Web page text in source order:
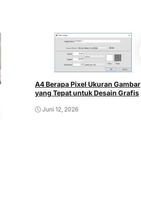
A4 Berapa Pixel Ukuran Gambar
yang Tepat untuk Desain Grafis
Juni 12, 2026